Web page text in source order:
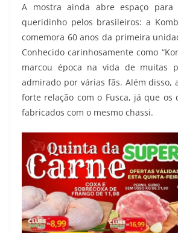
A mostra ainda abre espaço para
queridinho pelos brasileiros: a
comemora 60 anos da primeira
Conhecido carinhosamente como
marcou época na vida de muitas
admirado por várias fãs. Além disso,
forte relação com o Fusca, já que os
fabricados com o mesmo chassi.